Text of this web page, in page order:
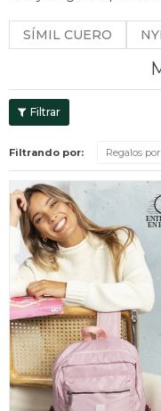
SÍMIL CUERO
Filtrando por: Regalos